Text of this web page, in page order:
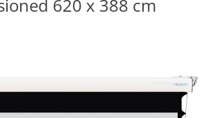
620 x 388 cm